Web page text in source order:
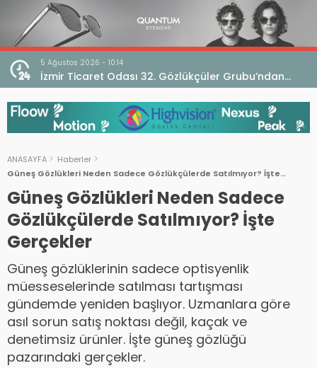
4 Ağustos 2026 - 18:17
Bursa İdare Mahkemesi’nden V. Bölge Bursa Odası
Genel Kurulu Hakkında İptal Kararı
ANASAYFA
Haberler
Güneş Gözlükleri Neden Sadece Gözlükçülerde Satılmıyor? İşte
Gerçekler
Güneş Gözlükleri Neden Sadece
Gözlükçülerde Satılmıyor? İşte
Gerçekler
Güneş gözlüklerinin sadece optisyenlik
müesseselerinde satılması tartışması
gündemde yeniden başlıyor. Uzmanlara göre
asıl sorun satış noktası değil, kaçak ve
denetimsiz ürünler. İşte güneş gözlüğü
pazarındaki gerçekler.